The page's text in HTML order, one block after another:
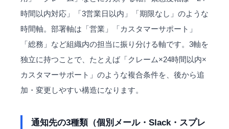
時間以内対応」「3営業日以内」「期限なし」のような
時間軸。部署軸は「営業」「カスタマーサポート」
「総務」など組織内の担当に振り分ける軸です。3軸を
独立に持つことで、たとえば「クレーム×24時間以内×
カスタマーサポート」のような複合条件を、後から追
加・変更しやすい構造になります。
通知先の3種類（個別メール・Slack・スプレ